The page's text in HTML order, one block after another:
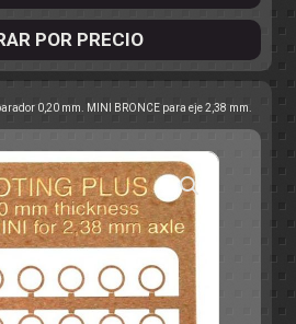
ACCESORIOS
CIRCUITOS
ELECTRÓNICA
OTROS
RALLY
POR PRECIO
0,20 mm. MINI BRONCE para eje 2,38 mm.